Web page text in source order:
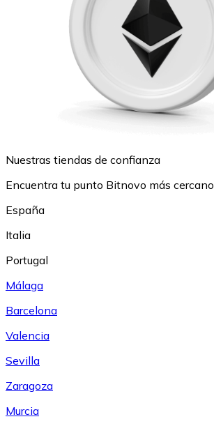
Nuestras tiendas de confianza
Encuentra tu punto Bitnovo más cercano
España
Italia
Portugal
Málaga
Barcelona
Valencia
Sevilla
Zaragoza
Murcia